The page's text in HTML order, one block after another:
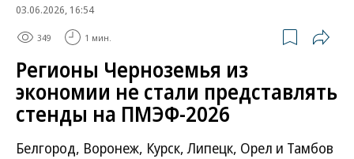
03.06.2026, 16:54
349 1 мин.
Регионы Черноземья из
экономии не стали представлять
стенды на ПМЭФ-2026
Белгород, Воронеж, Курск, Липецк, Орел и Тамбов